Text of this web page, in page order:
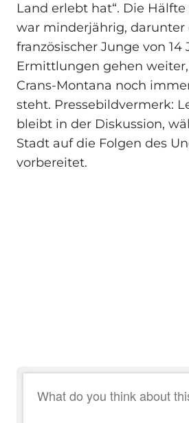
Land erlebt hat“. Die
war minderjährig, darunter
französischer Junge von 14
Ermittlungen gehen
Crans‑Montana noch
steht. Pressebildvermerk:
bleibt in der Diskussion,
Stadt auf die Folgen des
vorbereitet.